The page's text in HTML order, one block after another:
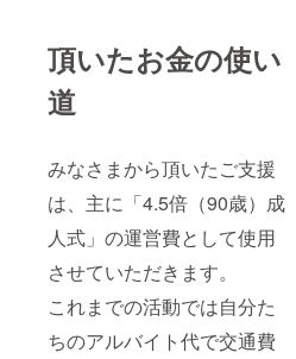
頂いたお金の使い
道
みなさまから頂いたご支援
は、主に「4.5倍（90歳）成
人式」の運営費として使用
させていただきます。
これまでの活動では自分た
ちのアルバイト代で交通費